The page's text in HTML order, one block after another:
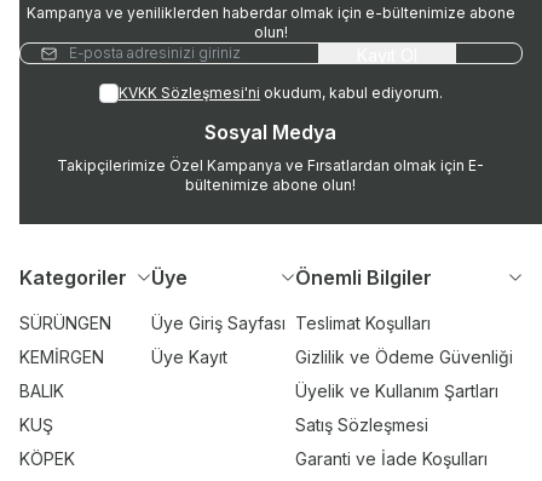
Kampanya ve yeniliklerden haberdar olmak için e-bültenimize abone
olun!
KVKK Sözleşmesi'ni okudum, kabul ediyorum.
Sosyal Medya
Takipçilerimize Özel Kampanya ve Fırsatlardan olmak için E-
bültenimize abone olun!
Kategoriler
SÜRÜNGEN
KEMİRGEN
BALIK
KUŞ
KÖPEK
Üye
Üye Giriş Sayfası
Üye Kayıt
Önemli Bilgiler
Teslimat Koşulları
Gizlilik ve Ödeme Güvenliği
Üyelik ve Kullanım Şartları
Satış Sözleşmesi
Garanti ve İade Koşulları